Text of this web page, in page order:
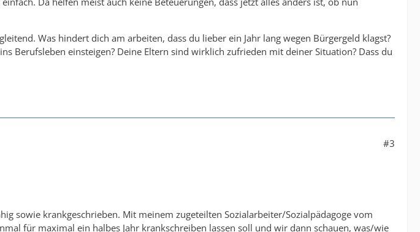
Was hindert dich am arbeiten, dass du lieber ein Jahr lang wegen Bürgergeld klagst?
Berufsleben einsteigen? Deine Eltern sind wirklich zufrieden mit deiner Situation? Dass du
#3
sowie krankgeschrieben. Mit meinem zugeteilten Sozialarbeiter/Sozialpädagoge vom
für maximal ein halbes Jahr krankschreiben lassen soll und wir dann schauen, was/wie